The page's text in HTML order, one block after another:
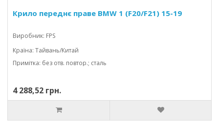
Крило переднє праве BMW 1 (F20/F21) 15-19
Виробник: FPS
Країна: Тайвань/Китай
Примітка: без отв. повтор.; сталь
4 288,52 грн.